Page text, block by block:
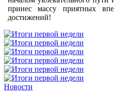
принес массу приятных
достижений!
Новости